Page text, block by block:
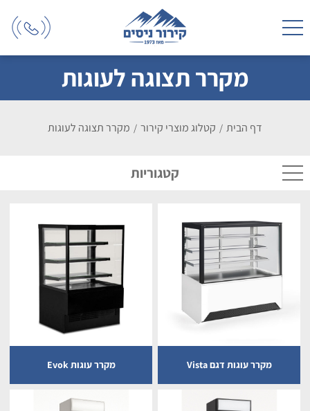
מקרר תצוגה לעוגות
דף הבית / קטלוג מוצרי קירור / מקרר תצוגה לעוגות
קטגוריות
מקרר עוגות דגם Vista מקרר עוגות Evok